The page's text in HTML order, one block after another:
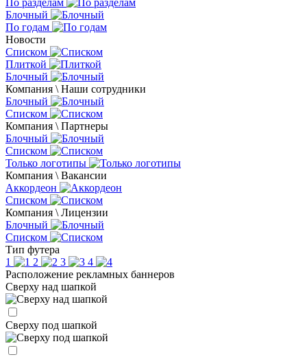
По разделам
Блочный
По годам
Новости
Списком
Плиткой
Блочный
Компания \ Наши сотрудники
Блочный
Списком
Компания \ Партнеры
Блочный
Списком
Только логотипы
Компания \ Вакансии
Аккордеон
Списком
Компания \ Лицензии
Блочный
Списком
Тип футера
1
2 3
4
Расположение рекламных баннеров
Сверху над шапкой
Сверху под шапкой